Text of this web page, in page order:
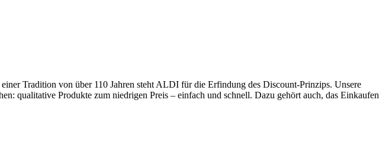
Tradition von über 110 Jahren steht ALDI für die Erfindung des Discount-Prinzips. Unsere
qualitative Produkte zum niedrigen Preis – einfach und schnell. Dazu gehört auch, das Einkaufen